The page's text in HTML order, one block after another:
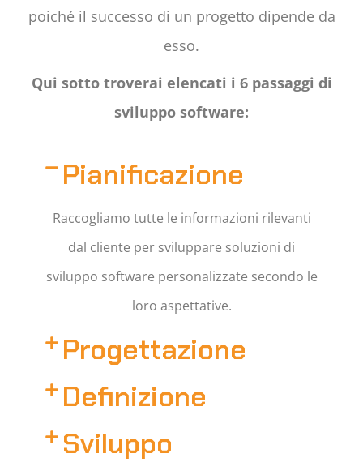
poiché il successo di un progetto dipende da
esso.
Qui sotto troverai elencati i 6 passaggi di
sviluppo software:
Pianificazione
Raccogliamo tutte le informazioni rilevanti
dal cliente per sviluppare soluzioni di
sviluppo software personalizzate secondo le
loro aspettative.
Progettazione
Definizione
Sviluppo